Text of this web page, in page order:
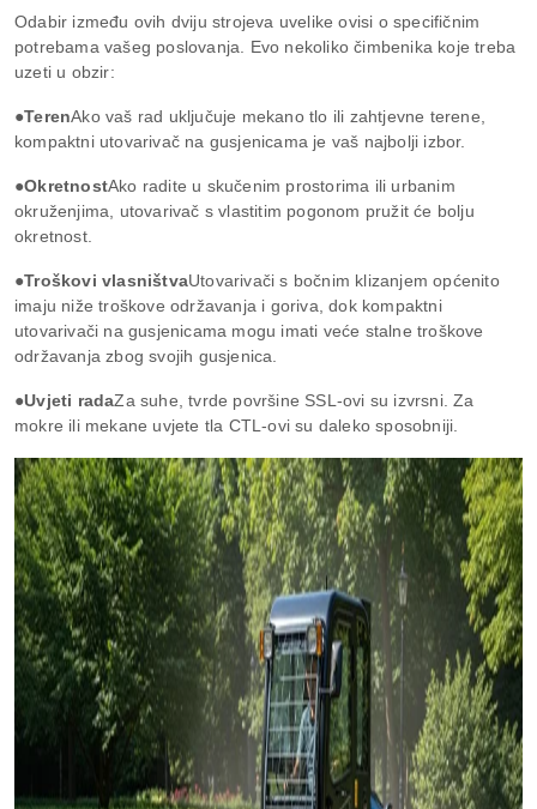
Odabir između ovih dviju strojeva uvelike ovisi o specifičnim
potrebama vašeg poslovanja. Evo nekoliko čimbenika koje treba
uzeti u obzir:
●TerenAko vaš rad uključuje mekano tlo ili zahtjevne terene,
kompaktni utovarivač na gusjenicama je vaš najbolji izbor.
●OkretnostAko radite u skučenim prostorima ili urbanim
okruženjima, utovarivač s vlastitim pogonom pružit će bolju
okretnost.
●Troškovi vlasništvaUtovarivači s bočnim klizanjem općenito
imaju niže troškove održavanja i goriva, dok kompaktni
utovarivači na gusjenicama mogu imati veće stalne troškove
održavanja zbog svojih gusjenica.
●Uvjeti radaZa suhe, tvrde površine SSL-ovi su izvrsni. Za
mokre ili mekane uvjete tla CTL-ovi su daleko sposobniji.